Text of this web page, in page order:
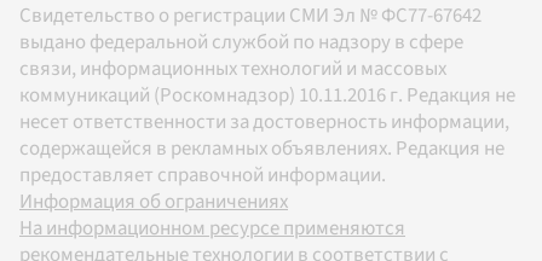
Свидетельство о регистрации СМИ Эл № ФС77-67642
выдано федеральной службой по надзору в сфере
связи, информационных технологий и массовых
коммуникаций (Роскомнадзор) 10.11.2016 г. Редакция не
несет ответственности за достоверность информации,
содержащейся в рекламных объявлениях. Редакция не
предоставляет справочной информации.
Информация об ограничениях
На информационном ресурсе применяются
рекомендательные технологии в соответствии с